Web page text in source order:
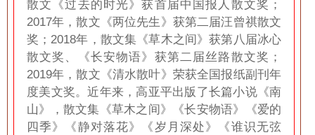
散文《过去的时光》获首届中国报人散文奖；
2017年，散文《两位先生》获第二届汪曾祺散文
奖；2018年，散文集《草木之间》获第八届冰心
散文奖、《长安物语》获第二届丝路散文奖；
2019年，散文《清水散叶》荣获全国报纸副刊年
度美文奖。近年来，高亚平出版了长篇小说《南
山》，散文集《草木之间》《长安物语》《爱的
四季》《静对落花》《岁月深处》《谁识无弦